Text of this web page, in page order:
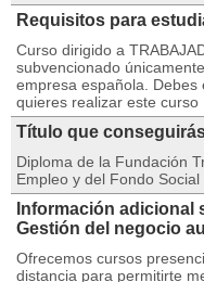
Requisitos para
Curso dirigido a
subvencionado
empresa española.
quieres realizar este curso
Título que
Diploma de la Fundación
Empleo y del Fondo
Información adicional
Gestión del negocio
Ofrecemos cursos
distancia para permitirte